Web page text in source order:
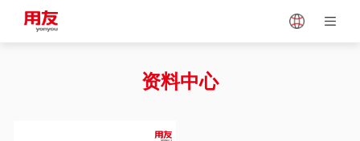
Vietnam
资料中心